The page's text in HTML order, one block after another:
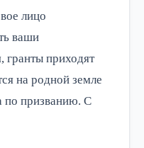
лицо
ваши
гранты приходят
на родной земле
по призванию. С